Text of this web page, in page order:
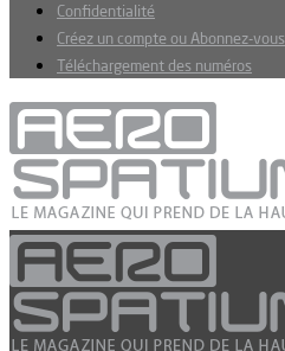
Confidentialité
Créez un compte ou Abonnez-vous
Téléchargement des numéros